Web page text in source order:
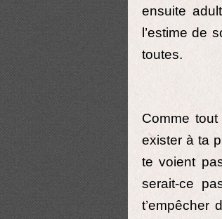
ensuite
l’estime de
toutes.
Comme
exister à ta
te voient
serait-ce
t’empêcher